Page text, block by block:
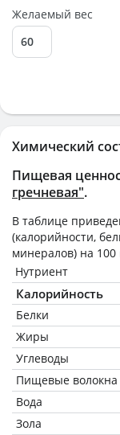
Химический
Пищевая
гречневая".
В таблице
(калорийности,
минералов) на 100
Нутриент
Калорийность
Белки
Жиры
Углеводы
Пищевые волокна
Вода
Зола
Желаемый вес